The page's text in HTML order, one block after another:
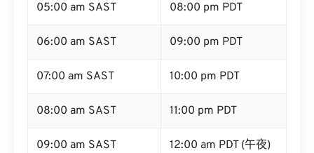
05:00 am SAST 08:00 pm PDT
06:00 am SAST 09:00 pm PDT
07:00 am SAST 10:00 pm PDT
08:00 am SAST 11:00 pm PDT
09:00 am SAST 12:00 am PDT (午夜)